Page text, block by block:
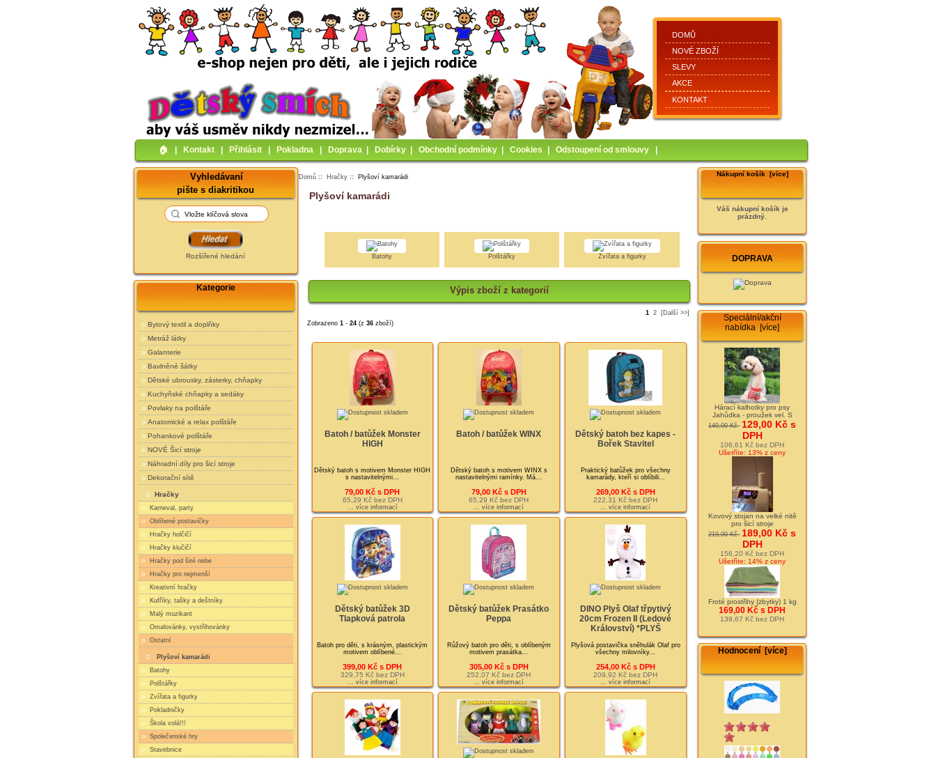
DOMŮ
NOVÉ ZBOŽÍ
SLEVY
AKCE
KONTAKT
🏠︎ Kontakt Přihlásit Pokladna Doprava Dobírky Obchodní podmínky Cookies Odstoupení od smlouvy
Vyhledávaní
pište s diakritikou
Rozšířené hledání
Kategorie
Bytový textil a doplňky
Metráž látky
Galanterie
Bavlněné šátky
Dětské ubrousky, zásterky, chňapky
Kuchyňské chňapky a sedáky
Povlaky na polštáře
Anatomické a relax polštáře
Pohankové polštáře
NOVÉ Šicí stroje
Náhradní díly pro šicí stroje
Dekorační sítě
Hračky
Karneval, party
Oblíbené postavičky
Hračky holčičí
Hračky klučičí
Hračky pod širé nebe
Hračky pro nejmenší
Kreativní hračky
Kufříky, tašky a deštníky
Malý muzikant
Omalovánky, vystřihovánky
Ostatní
Plyšoví kamarádi
Batohy
Polštářky
Zvířata a figurky
Pokladničky
Škola volá!!!
Společenské hry
Stavebnice
Domů :: Hračky :: Plyšoví kamarádi
Plyšoví kamarádi
Batohy Polštářky Zvířata a figurky
Výpis zboží z kategorií
Zobrazeno 1 - 24(z 36zboží)
1 2 [Další >>]
Batoh / batůžek Monster
HIGH
Dětský batoh s motivem Monster HIGH
s nastavitelnými...
79,00 Kč s DPH
65,29 Kč bez DPH
... více informací
Batoh / batůžek WINX
Dětský batoh s motivem WINX s
nastavitelnými ramínky. Má...
79,00 Kč s DPH
65,29 Kč bez DPH
... více informací
Dětský batoh bez kapes -
Bořek Stavitel
Praktický batůžek pro všechny
kamarády, kteří si oblíbili...
269,00 Kč s DPH
222,31 Kč bez DPH
... více informací
Dětský batůžek 3D
Tlapková patrola
Batoh pro děti, s krásným, plastickým
motivem oblíbené...
399,00 Kč s DPH
329,75 Kč bez DPH
... více informací
Dětský batůžek Prasátko
Peppa
Růžový batoh pro děti, s oblíbeným
motivem prasátka...
305,00 Kč s DPH
252,07 Kč bez DPH
... více informací
DINO Plyš Olaf třpytivý
20cm Frozen II (Ledové
Království) *PLYŠ
Plyšová postavička sněhulák Olaf pro
všechny milovníky...
254,00 Kč s DPH
209,92 Kč bez DPH
... více informací
Nákupní košík [více]
Váš nákupní košík je
prázdný.
DOPRAVA
Speciální/akční
nabídka [více]
Hárací kalhotky pro psy
Jahůdka - proužek vel. S
149,00 Kč 129,00 Kč s
DPH
106,61 Kč bez DPH
Ušetříte: 13% z ceny
Kovový stojan na velké nitě
pro šicí stroje
219,00 Kč 189,00 Kč s
DPH
156,20 Kč bez DPH
Ušetříte: 14% z ceny
Froté prostřihy (zbytky) 1 kg
169,00 Kč s DPH
139,67 Kč bez DPH
Hodnocení [více]